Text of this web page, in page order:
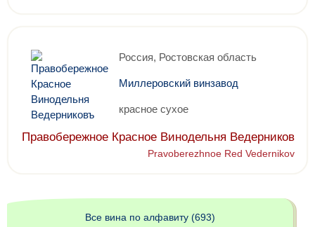
Россия, Ростовская область
Миллеровский винзавод
красное сухое
Правобережное Красное Винодельня Ведерников
Pravoberezhnoe Red Vedernikov
Все вина по алфавиту (693)